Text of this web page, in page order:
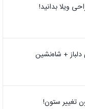
تغییر ستون!